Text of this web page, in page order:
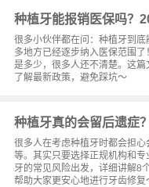
种植牙能报销医保吗？
很多小伙伴都在问：种植牙到
多地方已经逐步纳入医保范围
是多少，很多人还不清楚。这
了解最新政策，避免踩坑～
种植牙真的会留后遗症
很多人在考虑种植牙时都会担
等。其实只要选择正规机构和
牙的常见风险出发，详细讲解8
帮助大家更安心地进行牙齿修复